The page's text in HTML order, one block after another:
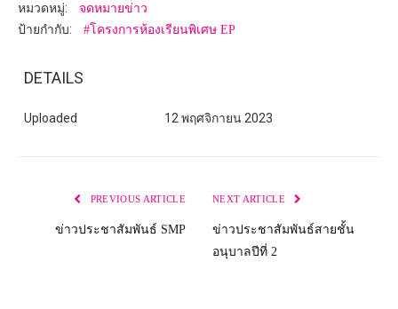
หมวดหมู่: จดหมายข่าว
ป้ายกำกับ: #โครงการห้องเรียนพิเศษ EP
DETAILS
Uploaded 12 พฤศจิกายน 2023
PREVIOUS ARTICLE
ข่าวประชาสัมพันธ์ SMP
NEXT ARTICLE
ข่าวประชาสัมพันธ์สายชั้น
อนุบาลปีที่ 2